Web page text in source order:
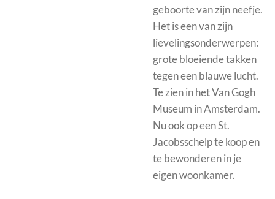
geboorte van zijn neefje.
Het is een van zijn
lievelingsonderwerpen:
grote bloeiende takken
tegen een blauwe lucht.
Te zien in het Van Gogh
Museum in Amsterdam.
Nu ook op een St.
Jacobsschelp te koop en
te bewonderen in je
eigen woonkamer.